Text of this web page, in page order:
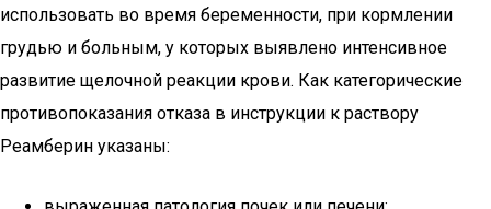
использовать во время беременности, при кормлении
грудью и больным, у которых выявлено интенсивное
развитие щелочной реакции крови. Как категорические
противопоказания отказа в инструкции к раствору
Реамберин указаны: